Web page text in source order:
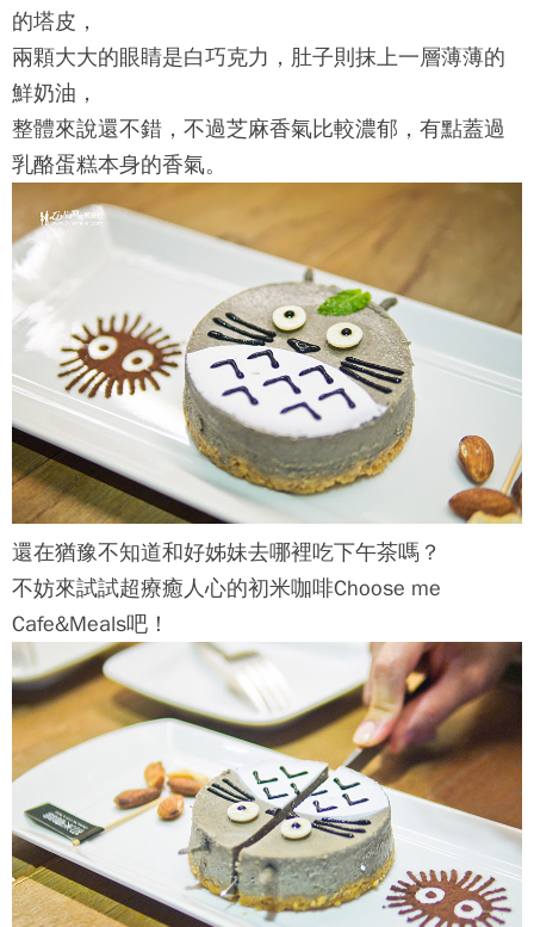
的塔皮，
兩顆大大的眼睛是白巧克力，肚子則抹上一層薄薄的
鮮奶油，
整體來說還不錯，不過芝麻香氣比較濃郁，有點蓋過
乳酪蛋糕本身的香氣。
還在猶豫不知道和好姊妹去哪裡吃下午茶嗎？
不妨來試試超療癒人心的初米咖啡Choose me
Cafe&Meals吧！